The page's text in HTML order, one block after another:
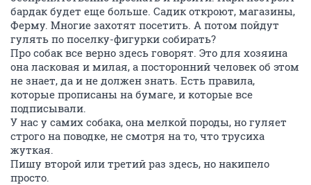
бардак будет еще больше. Садик откроют, магазины,
Ферму. Многие захотят посетить. А потом пойдут
гулять по поселку-фигурки собирать?
Про собак все верно здесь говорят. Это для хозяина
она ласковая и милая, а посторонний человек об этом
не знает, да и не должен знать. Есть правила,
которые прописаны на бумаге, и которые все
подписывали.
У нас у самих собака, она мелкой породы, но гуляет
строго на поводке, не смотря на то, что трусиха
жуткая.
Пишу второй или третий раз здесь, но накипело
просто.